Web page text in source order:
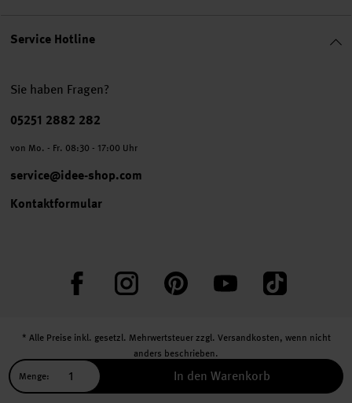
Menge: In den Warenkorb
Service Hotline
Sie haben Fragen?
Telefonnummer
05251 2882 282
von Mo. - Fr. 08:30 - 17:00 Uhr
service@idee-shop.com
Kontaktformular
FacebookInstagram PinterestYouTube TikTok
* Alle Preise inkl. gesetzl. Mehrwertsteuer zzgl. Versandkosten, wenn nicht
anders beschrieben.
** Jede:r Abonnent:in erhält bei erstmaliger Anmeldung für unseren Newsletter
einen 10 % Rabatt-Gutschein für unseren Online-Shop.